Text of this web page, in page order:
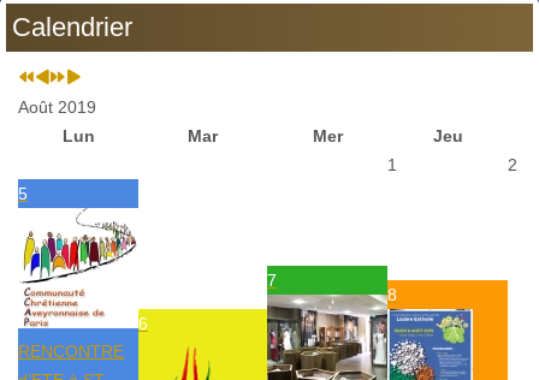
Calendrier
Août 2019
Lun
Mar Mer
Jeu
1
2
5
RENCONTRE
6
7
8